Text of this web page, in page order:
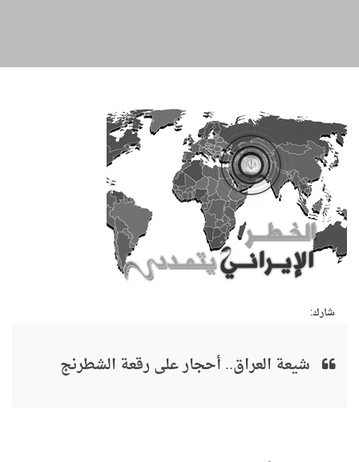
شارك:
شيعة العراق.. أحجار على رقعة الشطرنج